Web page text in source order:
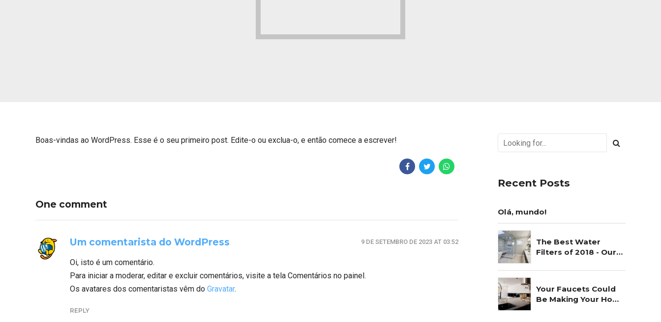
Boas-vindas ao WordPress. Esse é o seu primeiro post. Edite-o ou exclua-o, e então comece a escrever!
One comment
Um comentarista do WordPress 9 DE SETEMBRO DE 2023 AT 03:52
Oi, isto é um comentário.
Para iniciar a moderar, editar e excluir comentários, visite a tela Comentários no painel.
Os avatares dos comentaristas vêm doGravatar.
REPLY
Recent Posts
Olá, mundo!
The Best Water
Filters of 2018 - Our
Your Faucets Could
Be Making Your Home